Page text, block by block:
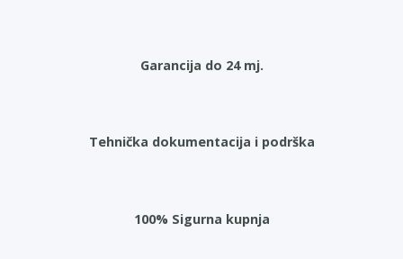
Garancija do 24 mj.
Tehnička dokumentacija i podrška
100% Sigurna kupnja